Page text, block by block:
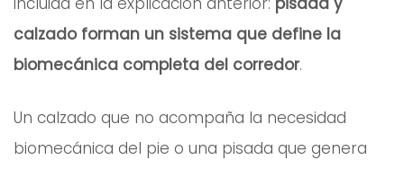
calzado forman un sistema que define la
biomecánica completa del corredor.
Un calzado que no acompaña la necesidad
biomecánica del pie o una pisada que genera